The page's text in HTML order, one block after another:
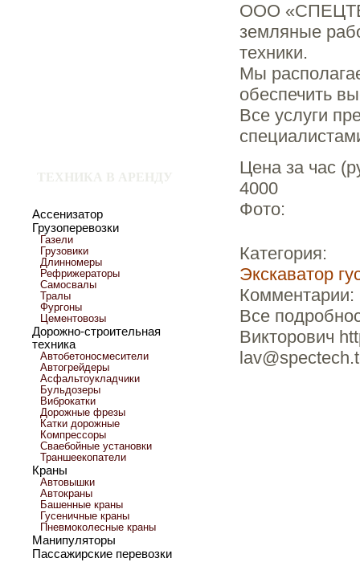
ООО
земляные
техники.
Мы
обеспечить
Все услуги
Цена за час
4000
Фото:
Категория:
Экскаватор
Комментарии:
Все
Викторович
ТЕХНИКА В АРЕНДУ
Ассенизатор
Грузоперевозки
Газели
Грузовики
Длинномеры
Рефрижераторы
Самосвалы
Тралы
Фургоны
Цементовозы
Дорожно-строительная
техника
Автобетоносмесители
Автогрейдеры
Асфальтоукладчики
Бульдозеры
Виброкатки
Дорожные фрезы
Катки дорожные
Компрессоры
Сваебойные установки
Траншеекопатели
Краны
Автовышки
Автокраны
Башенные краны
Гусеничные краны
Пневмоколесные краны
Манипуляторы
Пассажирские перевозки